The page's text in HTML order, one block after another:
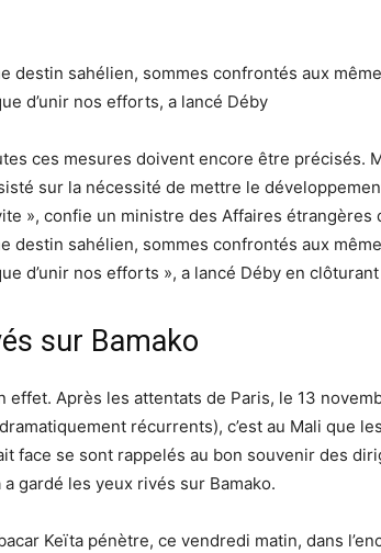
destin sahélien, sommes confrontés aux
d’unir nos efforts, a lancé Déby
ces mesures doivent encore être précisés.
sur la nécessité de mettre le
», confie un ministre des Affaires étrangères
destin sahélien, sommes confrontés aux
d’unir nos efforts », a lancé Déby en
sur Bamako
effet. Après les attentats de Paris, le 13
récurrents), c’est au Mali que
face se sont rappelés au bon souvenir des
a gardé les yeux rivés sur Bamako.
Keïta pénètre, ce vendredi matin, dans